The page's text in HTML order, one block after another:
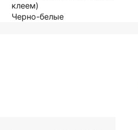
клеем)
Черно-белые